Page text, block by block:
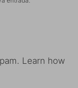
Learn how